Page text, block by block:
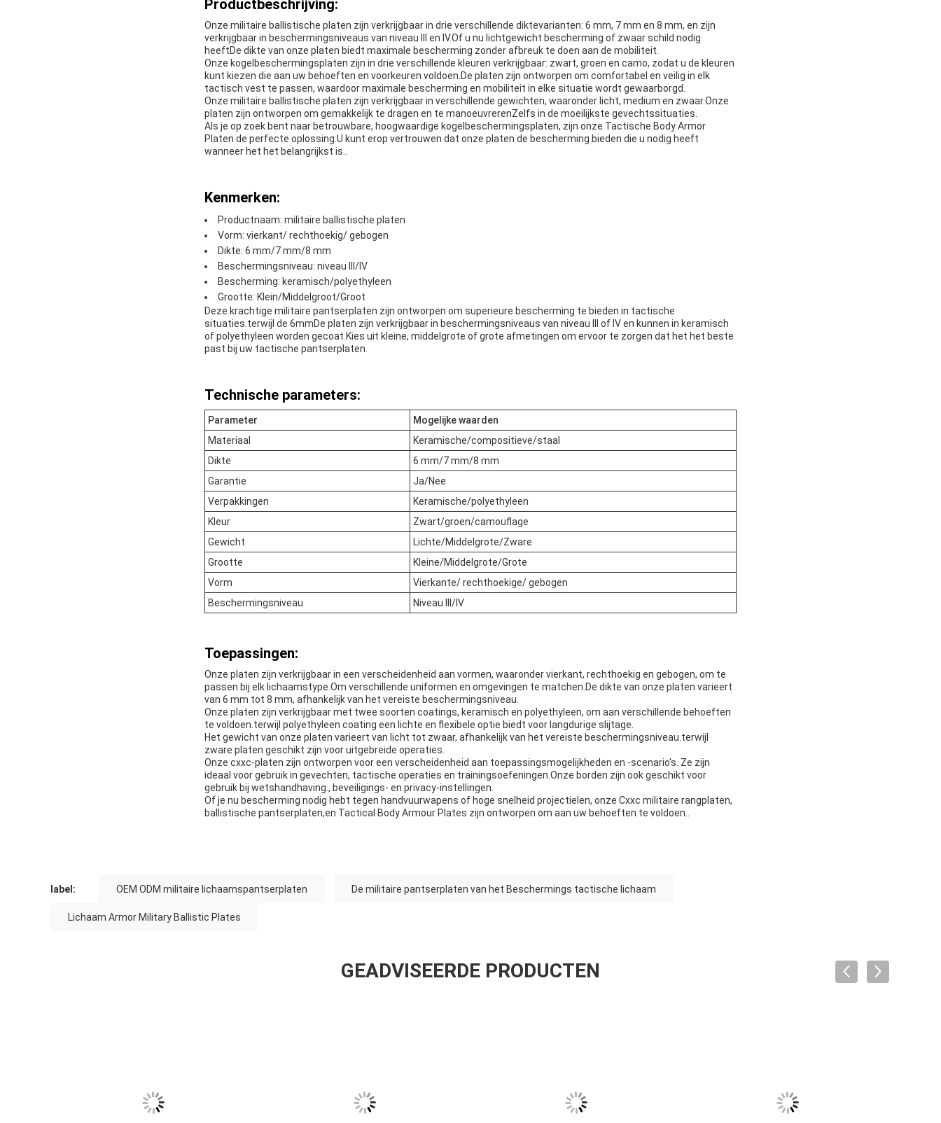
Productbeschrijving:
Onze militaire ballistische platen zijn verkrijgbaar in drie verschillende diktevarianten: 6 mm, 7 mm en 8 mm, en zijn
verkrijgbaar in beschermingsniveaus van niveau III en IV.Of u nu lichtgewicht bescherming of zwaar schild nodig
heeftDe dikte van onze platen biedt maximale bescherming zonder afbreuk te doen aan de mobiliteit.
Onze kogelbeschermingsplaten zijn in drie verschillende kleuren verkrijgbaar: zwart, groen en camo, zodat u de kleuren
kunt kiezen die aan uw behoeften en voorkeuren voldoen.De platen zijn ontworpen om comfortabel en veilig in elk
tactisch vest te passen, waardoor maximale bescherming en mobiliteit in elke situatie wordt gewaarborgd.
Onze militaire ballistische platen zijn verkrijgbaar in verschillende gewichten, waaronder licht, medium en zwaar.Onze
platen zijn ontworpen om gemakkelijk te dragen en te manoeuvrerenZelfs in de moeilijkste gevechtssituaties.
Als je op zoek bent naar betrouwbare, hoogwaardige kogelbeschermingsplaten, zijn onze Tactische Body Armor
Platen de perfecte oplossing.U kunt erop vertrouwen dat onze platen de bescherming bieden die u nodig heeft
wanneer het het belangrijkst is..
Kenmerken:
Productnaam: militaire ballistische platen
Vorm: vierkant/ rechthoekig/ gebogen
Dikte: 6 mm/7 mm/8 mm
Beschermingsniveau: niveau III/IV
Bescherming: keramisch/polyethyleen
Grootte: Klein/Middelgroot/Groot
Deze krachtige militaire pantserplaten zijn ontworpen om superieure bescherming te bieden in tactische
situaties.terwijl de 6mmDe platen zijn verkrijgbaar in beschermingsniveaus van niveau III of IV en kunnen in keramisch
of polyethyleen worden gecoat.Kies uit kleine, middelgrote of grote afmetingen om ervoor te zorgen dat het het beste
past bij uw tactische pantserplaten.
Technische parameters:
Parameter
Mogelijke waarden
Materiaal
Keramische/compositieve/staal
Dikte
6 mm/7 mm/8 mm
Garantie
Ja/Nee
Verpakkingen
Keramische/polyethyleen
Kleur
Zwart/groen/camouflage
Gewicht
Lichte/Middelgrote/Zware
Grootte
Kleine/Middelgrote/Grote
Vorm
Vierkante/ rechthoekige/ gebogen
Beschermingsniveau
Niveau III/IV
Toepassingen:
Onze platen zijn verkrijgbaar in een verscheidenheid aan vormen, waaronder vierkant, rechthoekig en gebogen, om te
passen bij elk lichaamstype.Om verschillende uniformen en omgevingen te matchen.De dikte van onze platen varieert
van 6 mm tot 8 mm, afhankelijk van het vereiste beschermingsniveau.
Onze platen zijn verkrijgbaar met twee soorten coatings, keramisch en polyethyleen, om aan verschillende behoeften
te voldoen.terwijl polyethyleen coating een lichte en flexibele optie biedt voor langdurige slijtage.
Het gewicht van onze platen varieert van licht tot zwaar, afhankelijk van het vereiste beschermingsniveau.terwijl
zware platen geschikt zijn voor uitgebreide operaties.
Onze cxxc-platen zijn ontworpen voor een verscheidenheid aan toepassingsmogelijkheden en -scenario's. Ze zijn
ideaal voor gebruik in gevechten, tactische operaties en trainingsoefeningen.Onze borden zijn ook geschikt voor
gebruik bij wetshandhaving., beveiligings- en privacy-instellingen.
Of je nu bescherming nodig hebt tegen handvuurwapens of hoge snelheid projectielen, onze Cxxc militaire rangplaten,
ballistische pantserplaten,en Tactical Body Armour Plates zijn ontworpen om aan uw behoeften te voldoen..
label: OEM ODM militaire lichaamspantserplaten De militaire pantserplaten van het Beschermings tactische lichaam
Lichaam Armor Military Ballistic Plates
GEADVISEERDE PRODUCTEN